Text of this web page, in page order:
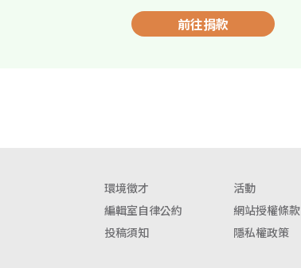
前往捐款
環境徵才 活動
編輯室自律公約
網站授權條款
投稿須知
隱私權政策